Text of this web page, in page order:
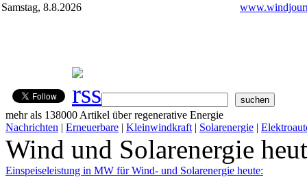
Samstag, 8.8.2026
mehr als 138000 Artikel über regenerative Energie
Nachrichten | Erneuerbare | Kleinwindkraft | Solarenergie |
Wind und Solarenergie
Einspeiseleistung in MW für Wind- und Solarenergie heute: